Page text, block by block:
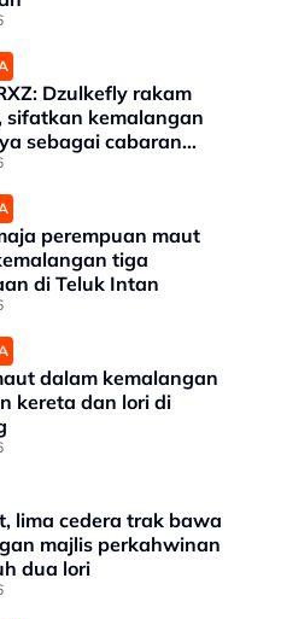
Dzulkefly rakam
sifatkan kemalangan
sebagai cabaran
awam
perempuan maut
tiga
di Teluk Intan
dalam kemalangan
kereta dan lori di
lima cedera trak bawa
majlis perkahwinan
dua lori